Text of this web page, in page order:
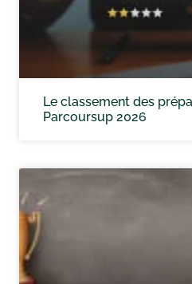
Le classement des
Parcoursup 2026